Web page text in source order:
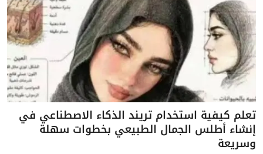
تعلم كيفية استخدام تريند الذكاء الاصطناعي في
إنشاء أطلس الجمال الطبيعي بخطوات سهلة
وسريعة